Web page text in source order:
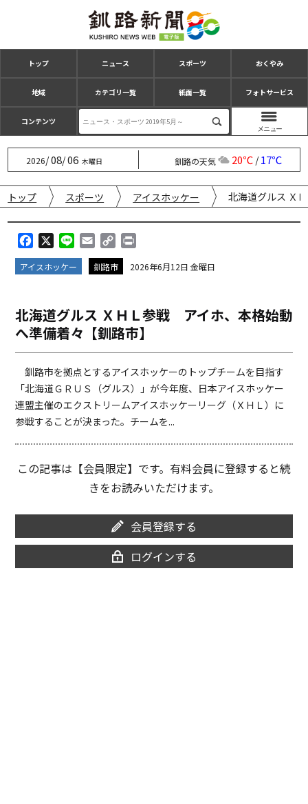
トップ ニュース スポーツ おくやみ
地域 カテゴリ一覧 紙面一覧 フォトサービス
コンテンツ
2026/08/06 木曜日 釧路の天気 20℃/17℃
トップ スポーツ アイスホッケー 北海道グルス Ｘ
a
c
o
o
i
n
m
a
o
p
i
n
i
アイスホッケー 釧路市 2026年6月12日 金曜日
北海道グルス ＸＨＬ参戦 アイホ、本格始動
へ準備着々【釧路市】
釧路市を拠点とするアイスホッケーのトップチームを目指す
「北海道ＧＲＵＳ（グルス）」が今年度、日本アイスホッケー
連盟主催のエクストリームアイスホッケーリーグ（ＸＨＬ）に
参戦することが決まった。チームを...
この記事は【会員限定】です。有料会員に登録すると続
きをお読みいただけます。
会員登録する
ログインする